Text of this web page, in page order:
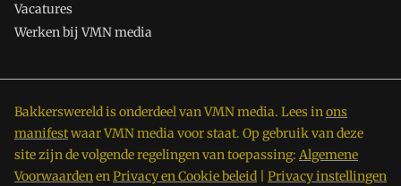
Vacatures
Werken bij VMN media
Bakkerswereld is onderdeel van VMN media. Lees inons
manifestwaar VMN media voor staat. Op gebruik van deze
site zijn de volgende regelingen van toepassing: Algemene
VoorwaardenenPrivacy en Cookie beleid Privacy instellingen